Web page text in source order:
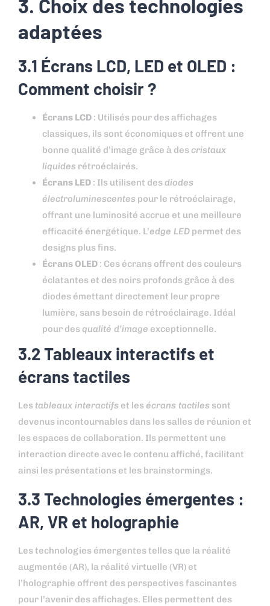
3. Choix des technologies
adaptées
3.1 Écrans LCD, LED et OLED :
Comment choisir ?
Écrans LCD : Utilisés pour des affichages
classiques, ils sont économiques et offrent une
bonne qualité d’image grâce à descristaux
liquides rétroéclairés.
Écrans LED : Ils utilisent desdiodes
électroluminescentes pour le rétroéclairage,
offrant une luminosité accrue et une meilleure
efficacité énergétique. L’edge LED permet des
designs plus fins.
Écrans OLED : Ces écrans offrent des couleurs
éclatantes et des noirs profonds grâce à des
diodes émettant directement leur propre
lumière, sans besoin de rétroéclairage. Idéal
pour des qualité d’image exceptionnelle.
3.2 Tableaux interactifs et
écrans tactiles
Les tableaux interactifs et lesécrans tactiles sont
devenus incontournables dans les salles de réunion et
les espaces de collaboration. Ils permettent une
interaction directe avec le contenu affiché, facilitant
ainsi les présentations et les brainstormings.
3.3 Technologies émergentes :
AR, VR et holographie
Les technologies émergentes telles que la réalité
augmentée (AR), la réalité virtuelle (VR) et
l’holographie offrent des perspectives fascinantes
pour l’avenir des affichages. Elles permettent des